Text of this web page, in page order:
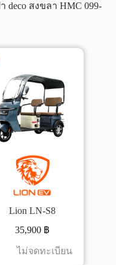
deco สงขลา HMC 099-
Lion LN-S8
35,900 ฿
ไม่จดทะเบียน